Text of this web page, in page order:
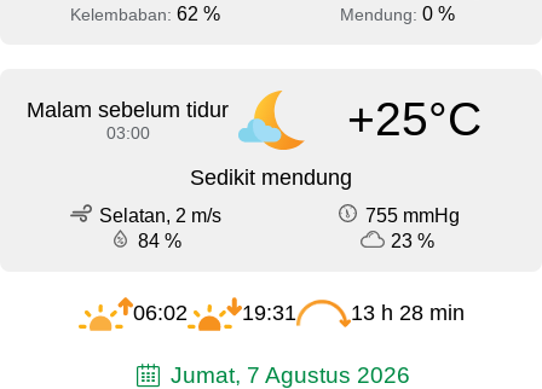
Kelembaban: 62 % Mendung: 0 %
Malam sebelum tidur
03:00 +25°C
Sedikit mendung
Selatan, 2 m/s
755 mmHg
84 %
23 %
06:02 19:31 13 h 28 min
Jumat, 7 Agustus 2026